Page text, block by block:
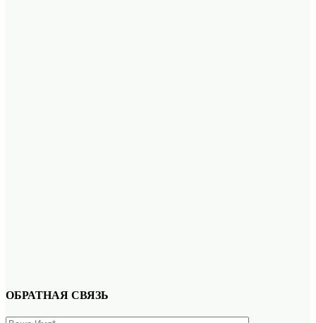
ОБРАТНАЯ СВЯЗЬ